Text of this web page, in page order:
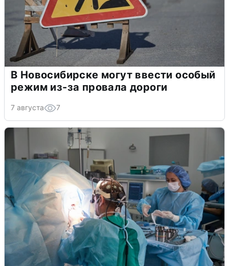
В Новосибирске могут ввести особый
режим из-за провала дороги
7 августа 7